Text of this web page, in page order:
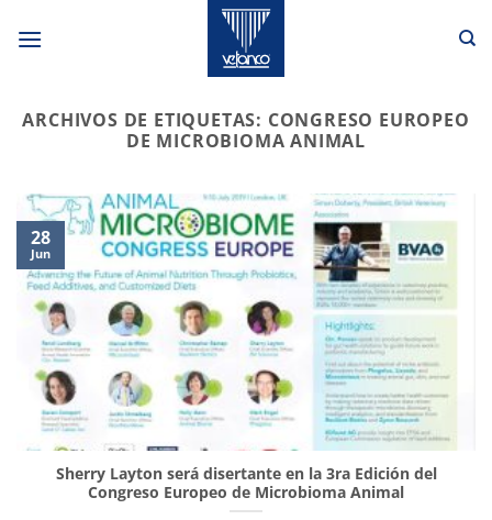
ARCHIVOS DE ETIQUETAS: CONGRESO EUROPEO
DE MICROBIOMA ANIMAL
Sherry Layton será disertante en la 3ra Edición del
Congreso Europeo de Microbioma Animal
28
Jun